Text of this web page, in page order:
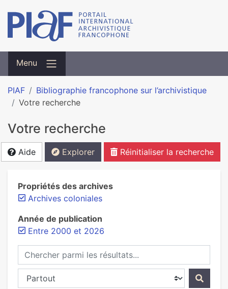
Menu
PIAF
Bibliographie francophone sur l’archivistique
Votre recherche
Votre recherche
Aide Explorer Réinitialiser la recherche
Propriétés des archives
Archives coloniales
Année de publication
Entre 2000 et 2026
Chercher parmi les résultats...
Chercher dans...